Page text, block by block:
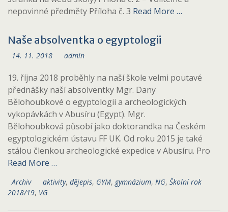
nepovinné předměty Příloha č. 3 Read More …
Naše absolventka o egyptologii
14. 11. 2018 admin
19. října 2018 proběhly na naší škole velmi poutavé
přednášky naší absolventky Mgr. Dany
Bělohoubkové o egyptologii a archeologických
vykopávkách v Abusíru (Egypt). Mgr.
Bělohoubková působí jako doktorandka na Českém
egyptologickém ústavu FF UK. Od roku 2015 je také
stálou členkou archeologické expedice v Abusíru. Pro
Read More …
Archiv aktivity, dějepis, GYM, gymnázium, NG, Školní rok
2018/19, VG